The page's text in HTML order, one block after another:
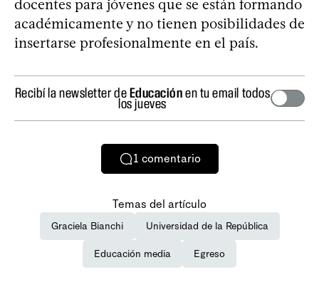
docentes para jóvenes que se están formando
académicamente y no tienen posibilidades de
insertarse profesionalmente en el país.
Recibí la newsletter deEducaciónen tu email todos
los jueves
1 comentario
Temas del artículo
Graciela Bianchi Universidad de la República
Educación media Egreso